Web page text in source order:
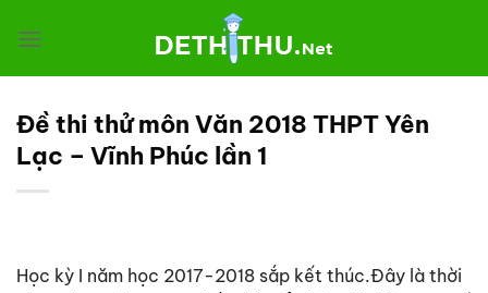
đến
Đề thi thử môn Văn 2018 THPT Yên
Lạc – Vĩnh Phúc lần 1
Học kỳ I năm học 2017-2018 sắp kết thúc.Đây là thời